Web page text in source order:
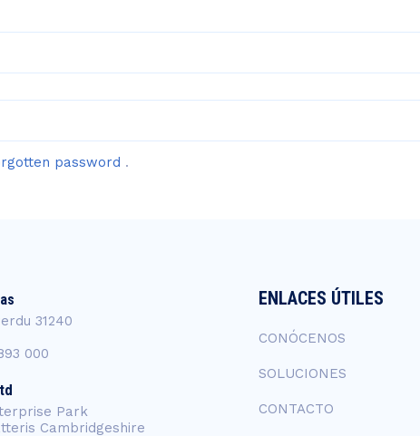
password .
31240
000
Park
Cambridgeshire
ENLACES ÚTILES
CONÓCENOS
SOLUCIONES
CONTACTO